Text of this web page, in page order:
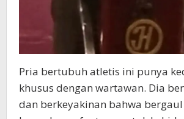
Pria bertubuh atletis ini punya
khusus dengan wartawan. Dia
dan berkeyakinan bahwa